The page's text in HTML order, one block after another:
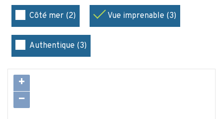
Côté mer (2) Vue imprenable (3)
Authentique (3)
+
−